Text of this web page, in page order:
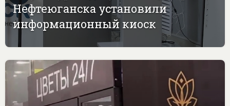
Нефтеюганска установили
информационный киоск